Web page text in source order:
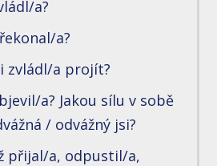
a?
a?
zvládl/a projít?
a? Jakou sílu v sobě
/ odvážný jsi?
přijal/a, odpustil/a,